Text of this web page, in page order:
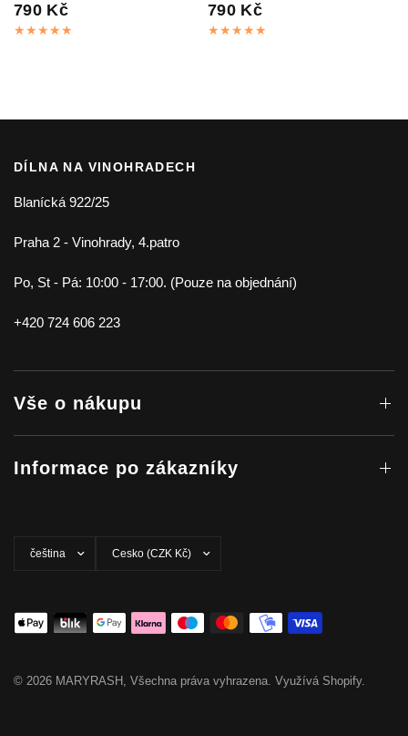
790 Kč 790 Kč
DÍLNA NA VINOHRADECH
Blanícká 922/25
Praha 2 - Vinohrady, 4.patro
Po, St - Pá: 10:00 - 17:00. (Pouze na objednání)
+420 724 606 223
Vše o nákupu
Informace po zákazníky
zemi/oblast
© 2026 MARYRASH, Všechna práva vyhrazena. Využívá Shopify.